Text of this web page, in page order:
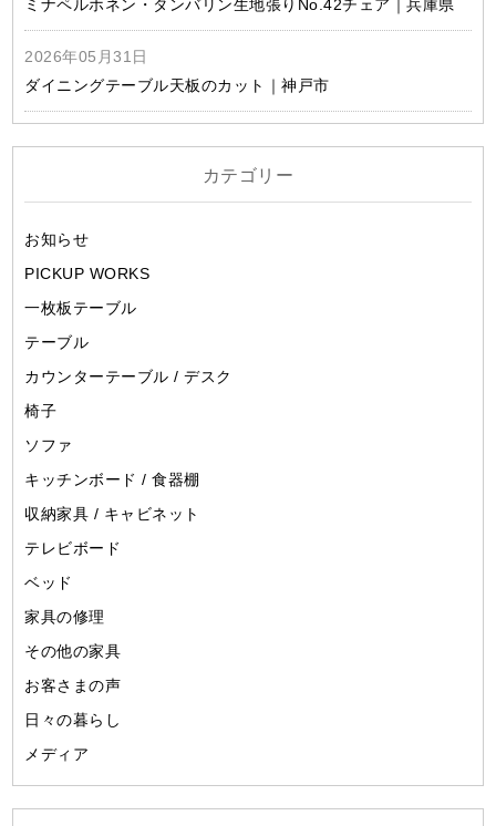
ミナペルホネン・タンバリン生地張りNo.42チェア｜兵庫県
2026年05月31日
ダイニングテーブル天板のカット｜神戸市
カテゴリー
お知らせ
PICKUP WORKS
一枚板テーブル
テーブル
カウンターテーブル / デスク
椅子
ソファ
キッチンボード / 食器棚
収納家具 / キャビネット
テレビボード
ベッド
家具の修理
その他の家具
お客さまの声
日々の暮らし
メディア